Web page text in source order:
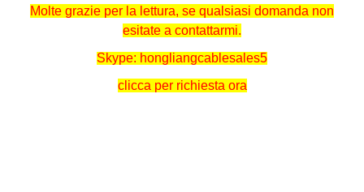
Molte grazie per la lettura, se qualsiasi domanda non
esitate a contattarmi.
Skype: hongliangcablesales5
clicca per richiesta ora